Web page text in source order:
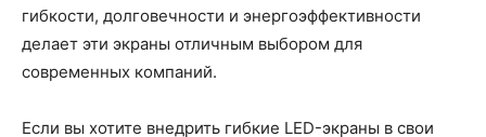
гибкости, долговечности и энергоэффективности
делает эти экраны отличным выбором для
современных компаний.
Если вы хотите внедрить гибкие LED-экраны в свои